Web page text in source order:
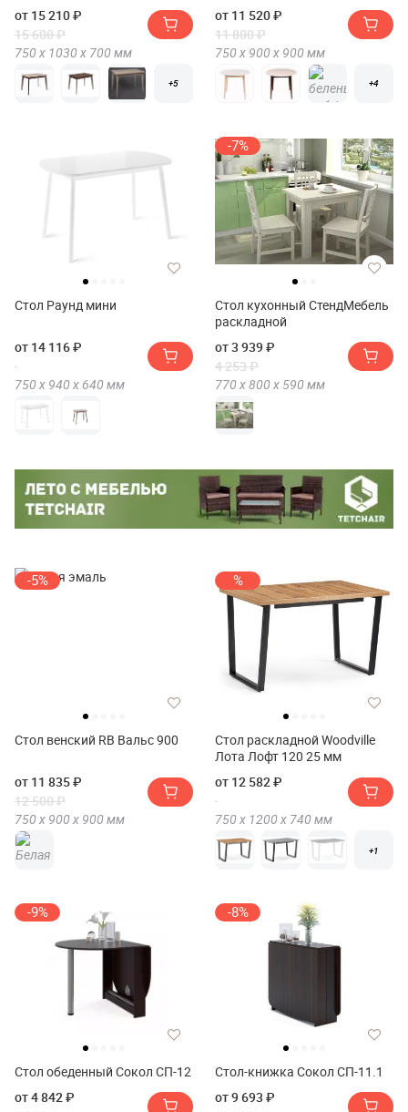
от 15 210 ₽
15 600 ₽
750 х 1030 х 700 мм
+5
от 11 520 ₽
11 800 ₽
750 х 900 х 900 мм
+4
Стол Раунд мини
от 14 116 ₽
750 х 940 х 640 мм
-7%
Стол кухонный СтендМебель
раскладной
от 3 939 ₽
4 253 ₽
770 х800 х 590 мм
-5%
Стол венский RB Вальс 900
от 11 835 ₽
12 500 ₽
750 х 900 х 900 мм
%
Стол раскладной Woodville
Лота Лофт 120 25 мм
от 12 582 ₽
750 х 1200 х 740 мм
+1
-9%
Стол обеденный Сокол СП-12
от 4 842 ₽
-8%
Стол-книжка Сокол СП-11.1
от 9 693 ₽